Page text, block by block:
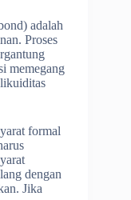
adalah
Proses
memegang
formal
dengan
Jika